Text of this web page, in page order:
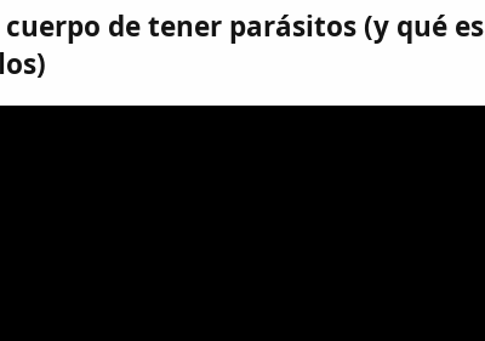
de tener parásitos (y qué es